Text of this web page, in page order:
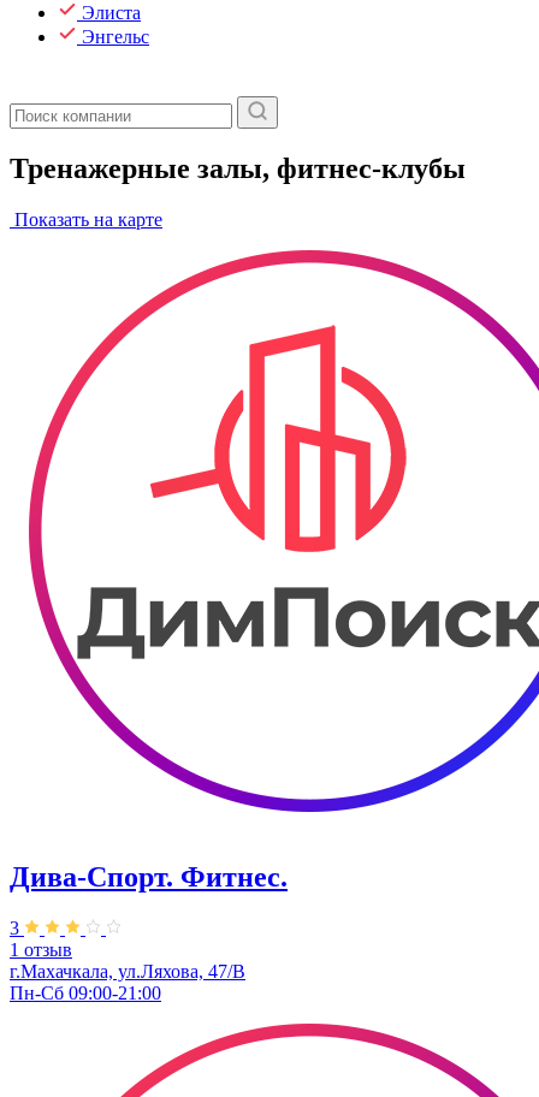
Элиста
Энгельс
Тренажерные залы, фитнес-клубы
Показать на карте
Дива-Спорт. Фитнес.
3
1 отзыв
г.Махачкала, ул.Ляхова, 47/В
Пн-Сб 09:00-21:00